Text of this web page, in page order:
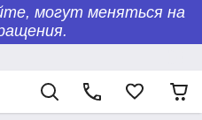
могут меняться на